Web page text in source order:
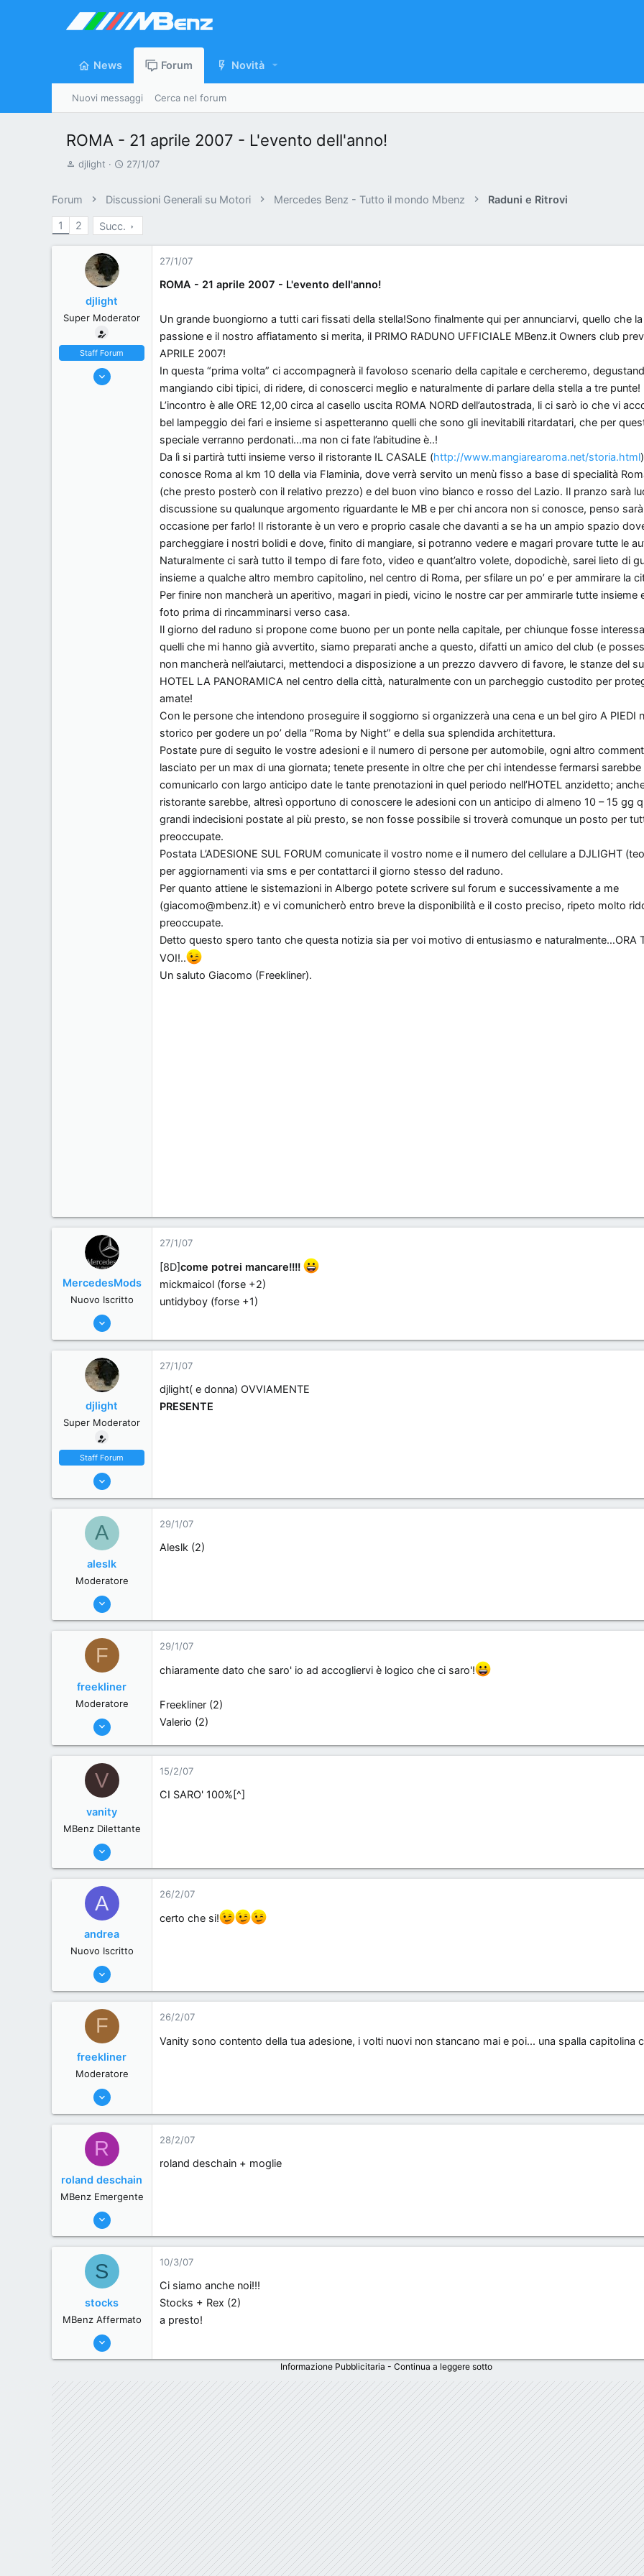
News Forum Novità
Nuovi messaggi Cerca nel forum
ROMA - 21 aprile 2007 - L'evento dell'anno!
A
r
u
s
djlight
D
i
27/1/07
Forum Discussioni Generali su Motori Mercedes Benz - Tutto il mondo Mbenz Raduni e Ritrovi
1 2 Succ.
djlight
Super Moderator
Staff Forum
22/5/06
27/1/07
ROMA - 21 aprile 2007 - L'evento dell'anno!
Un grande buongiorno a tutti cari fissati della stella!Sono finalmente qui per annunciarvi, quello che
passione e il nostro affiatamento si merita, il PRIMO RADUNO UFFICIALE MBenz.it Owners club
APRILE 2007!
In questa “prima volta” ci accompagnerà il favoloso scenario della capitale e cercheremo,
mangiando cibi tipici, di ridere, di conoscerci meglio e naturalmente di parlare della stella a tre punte!
L’incontro è alle ORE 12,00 circa al casello uscita ROMA NORD dell’autostrada, li ci sarò io che vi
bel lampeggio dei fari e insieme si aspetteranno quelli che sono gli inevitabili ritardatari, che per
speciale verranno perdonati...ma non ci fate l’abitudine è..!
Da lì si partirà tutti insieme verso il ristorante IL CASALE (http://www.mangiarearoma.net/storia.html
conosce Roma al km 10 della via Flaminia, dove verrà servito un menù fisso a base di specialità
(che presto posterò con il relativo prezzo) e del buon vino bianco e rosso del Lazio. Il pranzo sarà
discussione su qualunque argomento riguardante le MB e per chi ancora non si conosce, penso
occasione per farlo! Il ristorante è un vero e proprio casale che davanti a se ha un ampio spazio
parcheggiare i nostri bolidi e dove, finito di mangiare, si potranno vedere e magari provare tutte le
Naturalmente ci sarà tutto il tempo di fare foto, video e quant’altro volete, dopodichè, sarei lieto di
insieme a qualche altro membro capitolino, nel centro di Roma, per sfilare un po’ e per ammirare la
Per finire non mancherà un aperitivo, magari in piedi, vicino le nostre car per ammirarle tutte insieme
foto prima di rincamminarsi verso casa.
Il giorno del raduno si propone come buono per un ponte nella capitale, per chiunque fosse
quelli che mi hanno già avvertito, siamo preparati anche a questo, difatti un amico del club (e
non mancherà nell’aiutarci, mettendoci a disposizione a un prezzo davvero di favore, le stanze del
HOTEL LA PANORAMICA nel centro della città, naturalmente con un parcheggio custodito per
amate!
Con le persone che intendono proseguire il soggiorno si organizzerà una cena e un bel giro A PIEDI
storico per godere un po’ della “Roma by Night” e della sua splendida architettura.
Postate pure di seguito le vostre adesioni e il numero di persone per automobile, ogni altro
lasciato per un max di una giornata; tenete presente in oltre che per chi intendesse fermarsi
comunicarlo con largo anticipo date le tante prenotazioni in quel periodo nell’HOTEL anzidetto;
ristorante sarebbe, altresì opportuno di conoscere le adesioni con un anticipo di almeno 10 – 15 gg
grandi indecisioni postate al più presto, se non fosse possibile si troverà comunque un posto per
preoccupate.
Postata L’ADESIONE SUL FORUM comunicate il vostro nome e il numero del cellulare a DJLIGHT
per aggiornamenti via sms e per contattarci il giorno stesso del raduno.
Per quanto attiene le sistemazioni in Albergo potete scrivere sul forum e successivamente a me
(giacomo@mbenz.it) e vi comunicherò entro breve la disponibilità e il costo preciso, ripeto molto
preoccupate.
Detto questo spero tanto che questa notizia sia per voi motivo di entusiasmo e naturalmente…ORA
VOI!..
Un saluto Giacomo (Freekliner).
MercedesMods
Nuovo Iscritto
30/5/06
1
Como Italy.
www.mercedesmods.it
27/1/07
[8D]come potrei mancare!!!!
mickmaicol (forse +2)
untidyboy (forse +1)
djlight
Super Moderator
Staff Forum
22/5/06
18
Milano, Italy
27/1/07
djlight( e donna) OVVIAMENTE
PRESENTE
A
aleslk
Moderatore
0
Cuneo
29/1/07
Aleslk (2)
F
freekliner
Moderatore
12/6/06
0
Roma, .
29/1/07
chiaramente dato che saro' io ad accogliervi è logico che ci saro'!
Freekliner (2)
Valerio (2)
V
vanity
MBenz Dilettante
0
roma, Italy.
ladolcesosta.it
15/2/07
CI SARO' 100%[^]
A
andrea
Nuovo Iscritto
8/12/06
0
Pistoia
26/2/07
certo che si!
F
freekliner
Moderatore
12/6/06
0
Roma, .
26/2/07
Vanity sono contento della tua adesione, i volti nuovi non stancano mai e poi... una spalla capitolina
R
roland deschain
MBenz Emergente
0
Roma, Italy.
28/2/07
roland deschain + moglie
S
stocks
MBenz Affermato
0
brescia, Italy.
10/3/07
Ci siamo anche noi!!!
Stocks + Rex (2)
a presto!
Informazione Pubblicitaria - Continua a leggere sotto